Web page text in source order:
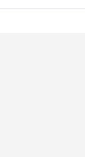
từ 12–24 tháng,
nhận đổi sản
am hiểu các